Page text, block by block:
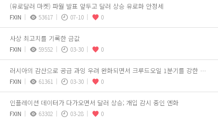
(유로달러 마켓) 파월 발표 앞두고 달러 상승 유로화 안정세
FXIN 53617 07-10 0
사상 최고치를 기록한 금값
FXIN 59552 03-30 0
러시아의 감산으로 공급 과잉 우려 완화되면서 크루드오일 1분기를 강한 상승세로 마무리
FXIN 61361 03-30 0
인플레이션 데이터가 다가오면서 달러 상승; 개입 감시 중인 엔화
FXIN 63302 03-28 0